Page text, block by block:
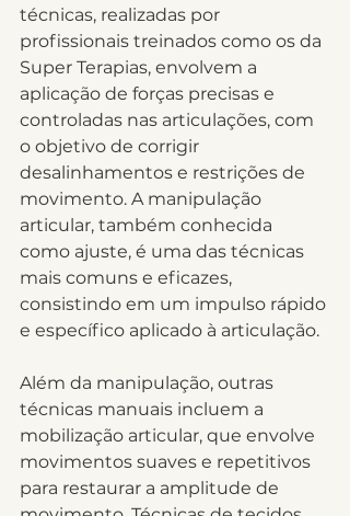
técnicas, realizadas por
profissionais treinados como os da
Super Terapias, envolvem a
aplicação de forças precisas e
controladas nas articulações, com
o objetivo de corrigir
desalinhamentos e restrições de
movimento. A manipulação
articular, também conhecida
como ajuste, é uma das técnicas
mais comuns e eficazes,
consistindo em um impulso rápido
e específico aplicado à articulação.
Além da manipulação, outras
técnicas manuais incluem a
mobilização articular, que envolve
movimentos suaves e repetitivos
para restaurar a amplitude de